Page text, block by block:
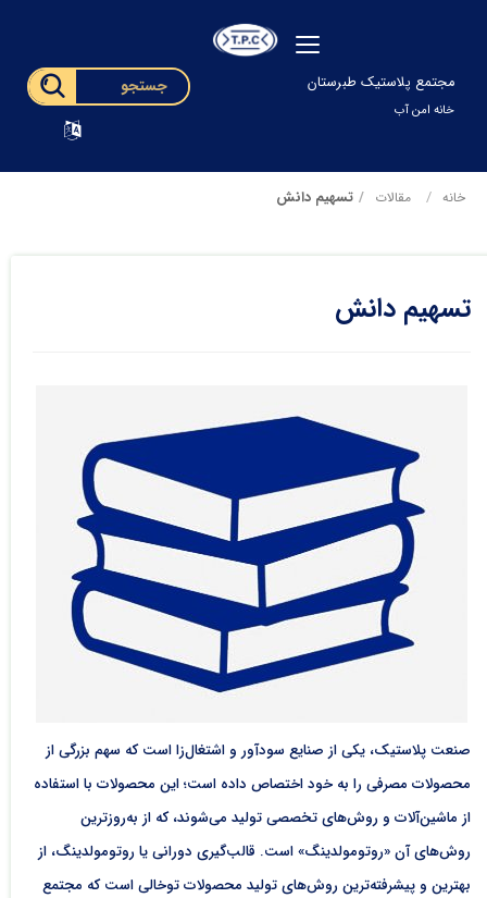
مجتمع پلاستیک طبرستان
خانه امن آب
خانه مقالات تسهیم دانش
تسهیم دانش
صنعت پلاستیک، یکی از صنایع سودآور و اشتغال‌زا است که سهم بزرگی از
محصولات مصرفی را به خود اختصاص داده است؛ این محصولات با استفاده
از ماشین‌آلات و روش‌های تخصصی تولید می‌شوند، که از به‌روزترین
روش‌های آن «روتومولدینگ» است. قالب‌گیری دورانی یا روتومولدینگ، از
بهترین و پیشرفته‌ترین روش‌های تولید محصولات توخالی است که مجتمع